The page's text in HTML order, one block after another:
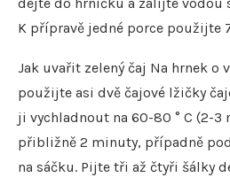
K přípravě jedné porce použijte
Jak uvařit zelený čaj Na hrnek o
použijte asi dvě čajové lžičky
ji vychladnout na 60-80 ° C (2-
přibližně 2 minuty, případně
na sáčku. Pijte tři až čtyři šálky